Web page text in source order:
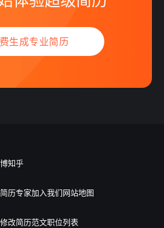
生成专业简历
知乎
简历专家加入我们网站地图
改简历范文职位列表